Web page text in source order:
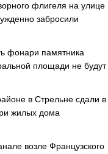
флигеля на улице
забросили
фонари памятника
площади не будут
в Стрельне сдали в
жилых дома
возле Французского